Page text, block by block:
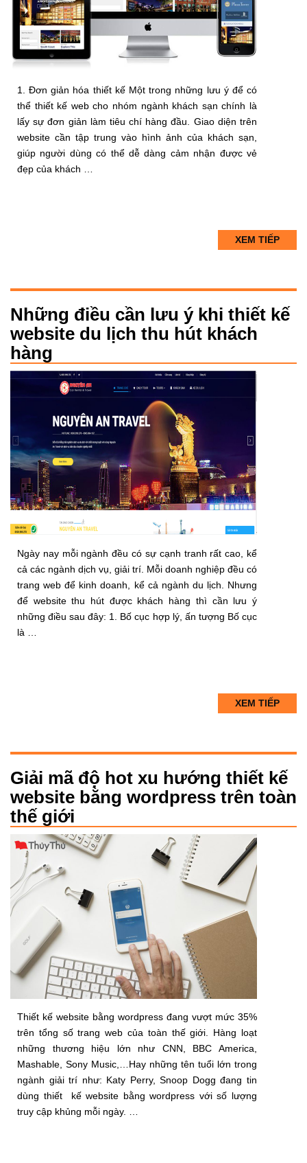
1. Đơn giản hóa thiết kế Một trong những lưu ý để có
thể thiết kế web cho nhóm ngành khách sạn chính là
lấy sự đơn giản làm tiêu chí hàng đầu. Giao diện trên
website cần tập trung vào hình ảnh của khách sạn,
giúp người dùng có thể dễ dàng cảm nhận được vẻ
đẹp của khách …
XEM TIẾP
Những điều cần lưu ý khi thiết kế
website du lịch thu hút khách
hàng
Ngày nay mỗi ngành đều có sự cạnh tranh rất cao, kể
cả các ngành dịch vụ, giải trí. Mỗi doanh nghiệp đều có
trang web để kinh doanh, kể cả ngành du lịch. Nhưng
để website thu hút được khách hàng thì cần lưu ý
những điều sau đây: 1. Bố cục hợp lý, ấn tượng Bố cục
là …
XEM TIẾP
Giải mã độ hot xu hướng thiết kế
website bằng wordpress trên toàn
thế giới
Thiết kế website bằng wordpress đang vượt mức 35%
trên tổng số trang web của toàn thế giới. Hàng loạt
những thương hiệu lớn như CNN, BBC America,
Mashable, Sony Music,…Hay những tên tuổi lớn trong
ngành giải trí như: Katy Perry, Snoop Dogg đang tin
dùng thiết kế website bằng wordpress với số lượng
truy cập khủng mỗi ngày. …